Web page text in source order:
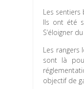
Les
Ils ont été
S’éloigner
Les rangers
sont là
objectif de